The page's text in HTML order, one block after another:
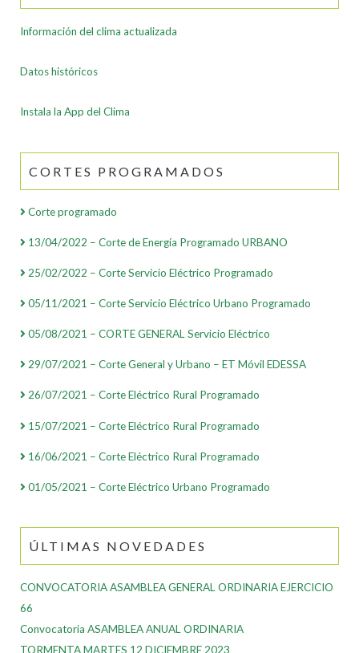
Información del clima actualizada
Datos históricos
Instala la App del Clima
CORTES PROGRAMADOS
Corte programado
13/04/2022 – Corte de Energía Programado URBANO
25/02/2022 – Corte Servicio Eléctrico Programado
05/11/2021 – Corte Servicio Eléctrico Urbano Programado
05/08/2021 – CORTE GENERAL Servicio Eléctrico
29/07/2021 – Corte General y Urbano – ET Móvil EDESSA
26/07/2021 – Corte Eléctrico Rural Programado
15/07/2021 – Corte Eléctrico Rural Programado
16/06/2021 – Corte Eléctrico Rural Programado
01/05/2021 – Corte Eléctrico Urbano Programado
ÚLTIMAS NOVEDADES
CONVOCATORIA ASAMBLEA GENERAL ORDINARIA EJERCICIO
66
Convocatoria ASAMBLEA ANUAL ORDINARIA
TORMENTA MARTES 12 DICIEMBRE 2023